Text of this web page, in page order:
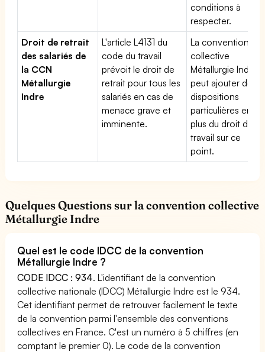
conditions à
respecter.
Droit de retrait
des salariés de
la CCN
Métallurgie
Indre
L'article L4131 du
code du travail
prévoit le droit de
retrait pour tous les
salariés en cas de
menace grave et
imminente.
La convention
collective
Métallurgie Indre
peut ajouter des
dispositions
particulières en
plus du droit du
travail sur ce
point.
Quelques Questions sur la convention collective
Métallurgie Indre
Quel est le code IDCC de la convention
Métallurgie Indre ?
CODE IDCC : 934. L'identifiant de la convention
collective nationale (IDCC) Métallurgie Indre est le 934.
Cet identifiant permet de retrouver facilement le texte
de la convention parmi l'ensemble des conventions
collectives en France. C'est un numéro à 5 chiffres (en
comptant le premier 0). Le code de la convention